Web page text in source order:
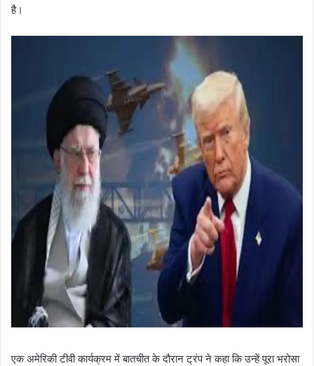
है।
एक अमेरिकी टीवी कार्यक्रम में बातचीत के दौरान ट्रंप ने कहा कि उन्हें पूरा भरोसा